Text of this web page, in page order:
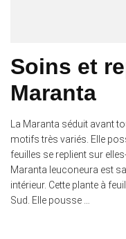
Soins et
Maranta
La Maranta séduit avant
motifs très variés. Elle
feuilles se replient sur
Maranta leuconeura est
intérieur. Cette plante à
Sud. Elle pousse …